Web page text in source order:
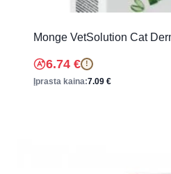
Monge VetSolution Cat
6.74 € !
Įprasta kaina:7.09 €